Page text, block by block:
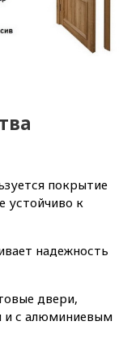
покрытие
устойчиво к
надежность
двери,
и с алюминиевым